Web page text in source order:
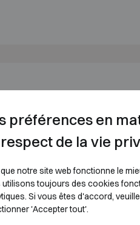
préférences en
de la vie
notre site web fonctionne le
utilisons toujours des cookies
Si vous êtes d'accord,
'Accepter tout'.